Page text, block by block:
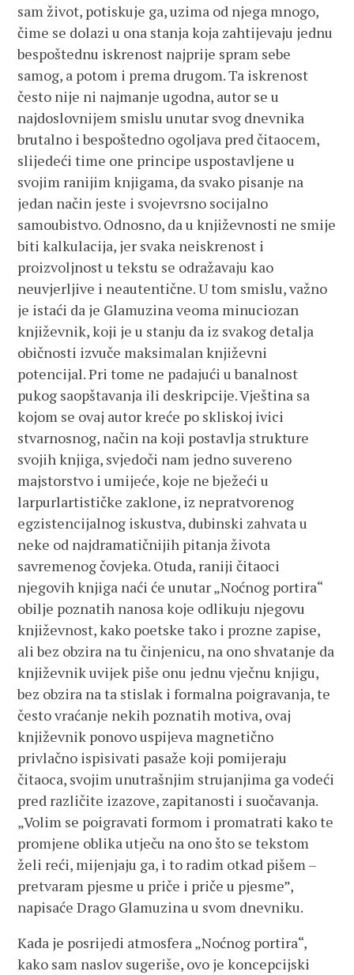
sam život, potiskuje ga, uzima od njega mnogo,
čime se dolazi u ona stanja koja zahtijevaju jednu
bespoštednu iskrenost najprije spram sebe
samog, a potom i prema drugom. Ta iskrenost
često nije ni najmanje ugodna, autor se u
najdoslovnijem smislu unutar svog dnevnika
brutalno i bespoštedno ogoljava pred čitaocem,
slijedeći time one principe uspostavljene u
svojim ranijim knjigama, da svako pisanje na
jedan način jeste i svojevrsno socijalno
samoubistvo. Odnosno, da u književnosti ne smije
biti kalkulacija, jer svaka neiskrenost i
proizvoljnost u tekstu se odražavaju kao
neuvjerljive i neautentične. U tom smislu, važno
je istaći da je Glamuzina veoma minuciozan
književnik, koji je u stanju da iz svakog detalja
običnosti izvuče maksimalan književni
potencijal. Pri tome ne padajući u banalnost
pukog saopštavanja ili deskripcije. Vještina sa
kojom se ovaj autor kreće po skliskoj ivici
stvarnosnog, način na koji postavlja strukture
svojih knjiga, svjedoči nam jedno suvereno
majstorstvo i umijeće, koje ne bježeći u
larpurlartističke zaklone, iz nepratvorenog
egzistencijalnog iskustva, dubinski zahvata u
neke od najdramatičnijih pitanja života
savremenog čovjeka. Otuda, raniji čitaoci
njegovih knjiga naći će unutar „Noćnog portira“
obilje poznatih nanosa koje odlikuju njegovu
književnost, kako poetske tako i prozne zapise,
ali bez obzira na tu činjenicu, na ono shvatanje da
književnik uvijek piše onu jednu vječnu knjigu,
bez obzira na ta stislak i formalna poigravanja, te
često vraćanje nekih poznatih motiva, ovaj
književnik ponovo uspijeva magnetično
privlačno ispisivati pasaže koji pomijeraju
čitaoca, svojim unutrašnjim strujanjima ga vodeći
pred različite izazove, zapitanosti i suočavanja.
„Volim se poigravati formom i promatrati kako te
promjene oblika utječu na ono što se tekstom
želi reći, mijenjaju ga, i to radim otkad pišem –
pretvaram pjesme u priče i priče u pjesme”,
napisaće Drago Glamuzina u svom dnevniku.
Kada je posrijedi atmosfera „Noćnog portira“,
kako sam naslov sugeriše, ovo je koncepcijski